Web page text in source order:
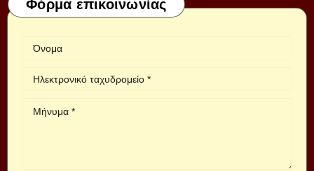
Φόρμα επικοινωνίας